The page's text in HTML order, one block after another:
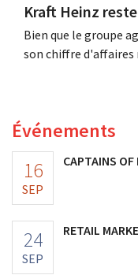
Kraft Heinz
Bien que le groupe
son chiffre d'affaires
Événements
16
SEP
CAPTAINS OF
24
SEP
RETAIL